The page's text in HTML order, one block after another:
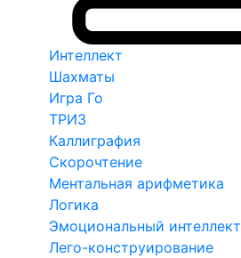
Интеллект
Шахматы
Игра Го
ТРИЗ
Каллиграфия
Скорочтение
Ментальная арифметика
Логика
Эмоциональный интеллект
Лего-конструирование